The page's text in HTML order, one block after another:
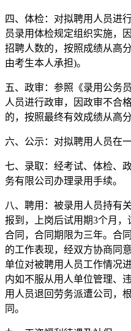
四、体检：对拟聘用人员进
员录用体检规定组织实施，
招聘人数的，按照成绩从高
由考生本人承担)。
五、政审：参照《录用公务
人员进行政审，因政审不合
的，按照最终有效成绩从高
六、公示：对拟聘用人员在
七、录取：经考试、体检、
务有限公司办理录用手续。
八、聘用：被录用人员持有
报到，上岗后试用期3个月
合同，合同期限为三年。合
的工作表现，经双方协商同
单位对被聘用人员工作情况
内如不服从用人单位管理、
用人员退回劳务派遭公司，
同。